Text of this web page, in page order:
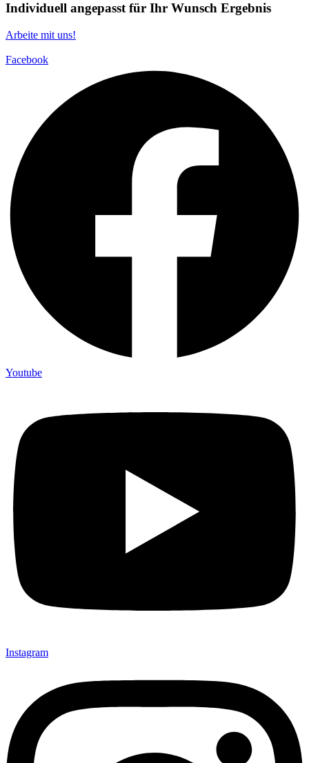
Individuell angepasst für Ihr Wunsch Ergebnis
Arbeite mit uns!
Facebook
Youtube
Instagram